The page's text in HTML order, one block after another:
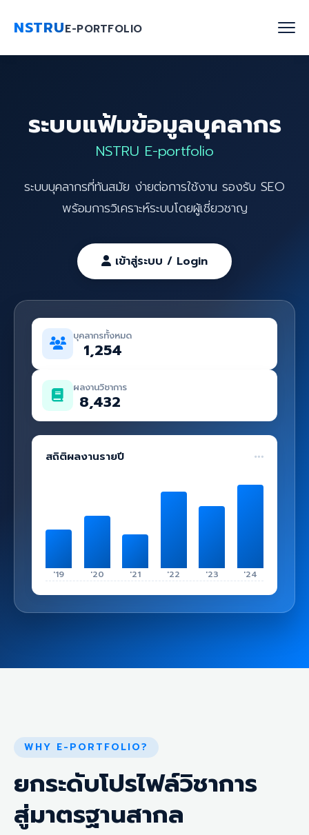
NSTRUE-PORTFOLIO
ค้นหาบุคลากร
งานวิจัย
เกี่ยวกับเรา
ติดต่อเรา
ระบบแฟ้มข้อมูลบุคลากร
NSTRU E-portfolio
ระบบบุคลากรที่ทันสมัย ง่ายต่อการใช้งาน รองรับ SEO
พร้อมการวิเคราะห์ระบบโดยผู้เชี่ยวชาญ
เข้าสู่ระบบ / Login
บุคลากรทั้งหมด
1,254
ผลงานวิชาการ
8,432
สถิติผลงานรายปี
'19 '20 '21 '22 '23 '24
WHY E-PORTFOLIO?
ยกระดับโปรไฟล์วิชาการ
สู่มาตรฐานสากล